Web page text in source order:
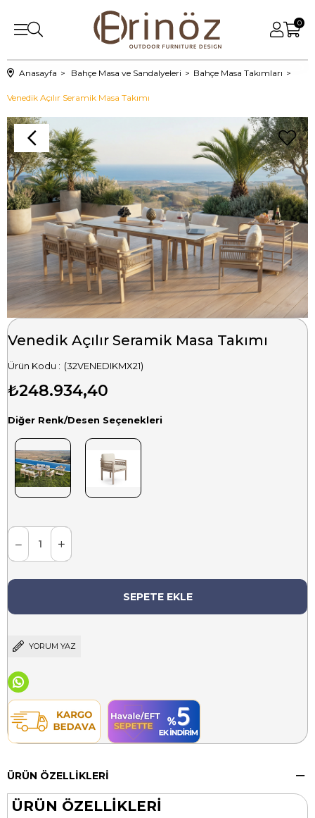
0
Anasayfa Bahçe Masa ve Sandalyeleri Bahçe Masa Takımları
Venedik Açılır Seramik Masa Takımı
Venedik Açılır Seramik Masa Takımı
(32VENEDIKMX21)
₺248.934,40
Diğer Renk/Desen Seçenekleri
YORUM YAZ
ÜRÜN ÖZELLIKLERI
ÜRÜN ÖZELLİKLERİ